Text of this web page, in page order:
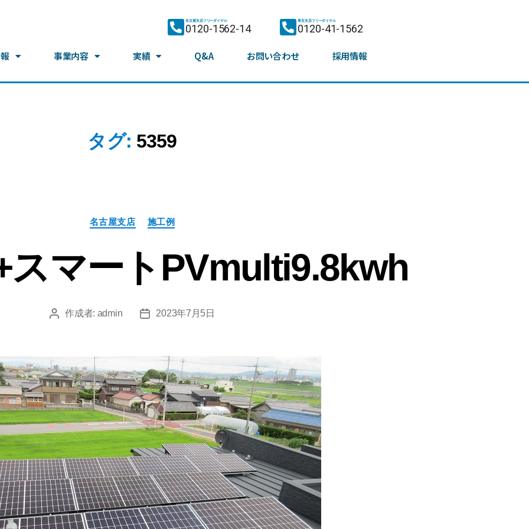
名古屋支店フリーダイヤル
0120-1562-14
東京支店フリーダイヤル
0120-41-1562
事業内容 実績 Q&A お問い合わせ 採用情報
タグ: 5359
名古屋支店 施工例
スマートPVmulti9.8kwh
作成者: admin 2023年7月5日